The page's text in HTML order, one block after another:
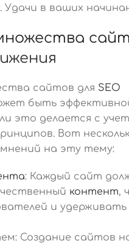
Удачи в ваших
сайтов для SEO
быть
это делается с
Вот
на эту тему:
: Каждый сайт
контент,
и удерживать
Создание сайтов